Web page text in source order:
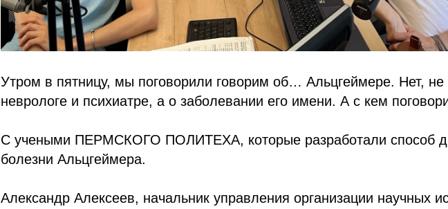
Утром в пятницу, мы поговорили говорим об… Альцгеймере. Нет,
неврологе и психиатре, а о заболевании его имени. А с кем
С учеными ПЕРМСКОГО ПОЛИТЕХА, которые разработали способ
болезни Альцгеймера.
Александр Алексеев, начальник управления организации научных